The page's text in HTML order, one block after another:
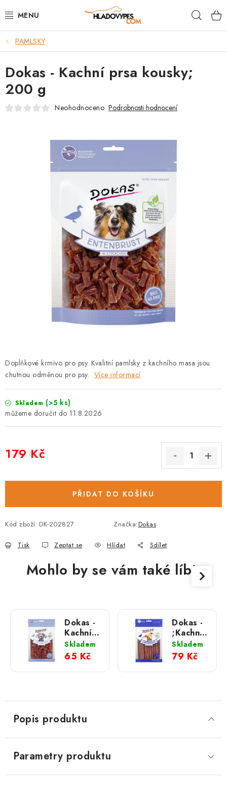
na
POTŘEBY PRO PSY
TAMI PŘEPRAVNÍ BOXY
SPORT SE PSEM
VĚRNOSTNÍ PROGRAM
VÝMĚNA, VRÁCENÍ A REKLAMACE
Podmínky ochrany osobních údajů
FAQ
PAMLSKY
Doplňkové krmivo pro psy. Kvalitní pamlsky z kachního masa jsou
chutnou odměnou pro psy. Více informací
Skladem (>5 ks)
11.8.2026
179 Kč
PŘIDAT DO KOŠÍKU
Kód zboží: DK-202827 Značka:Dokas
Tisk Zeptat se Hlídat Sdílet
Dokas - Kachní prsa kousky;
200 g
Neohodnoceno Podrobnosti hodnocení
Mohlo by se vám také líbit
Dokas -
Kachní
prsa
kousky;
70 g
Skladem
65 Kč
Dokas -
;Kachní
prsa
plátky
70 g
Skladem
79 Kč
Popis produktu
Parametry produktu